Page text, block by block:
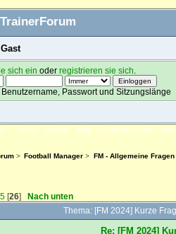
Gast
sich ein oder registrieren sie sich
Passwort und Sitzungslänge
HILFE SUCHE FAQ FORENREGELN
> Football Manager > FM - Allgemeine Fragen
[26] Nach unten
Thema: [FM 2024] Kurze
Re: [FM 2024]